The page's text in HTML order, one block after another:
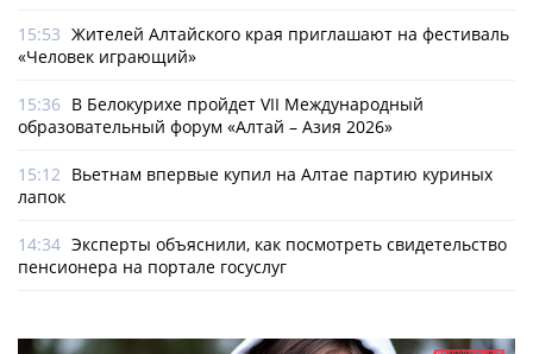
15:53 Жителей Алтайского края приглашают на фестиваль
«Человек играющий»
15:36 В Белокурихе пройдет VII Международный
образовательный форум «Алтай – Азия 2026»
15:12 Вьетнам впервые купил на Алтае партию куриных
лапок
14:34 Эксперты объяснили, как посмотреть свидетельство
пенсионера на портале госуслуг